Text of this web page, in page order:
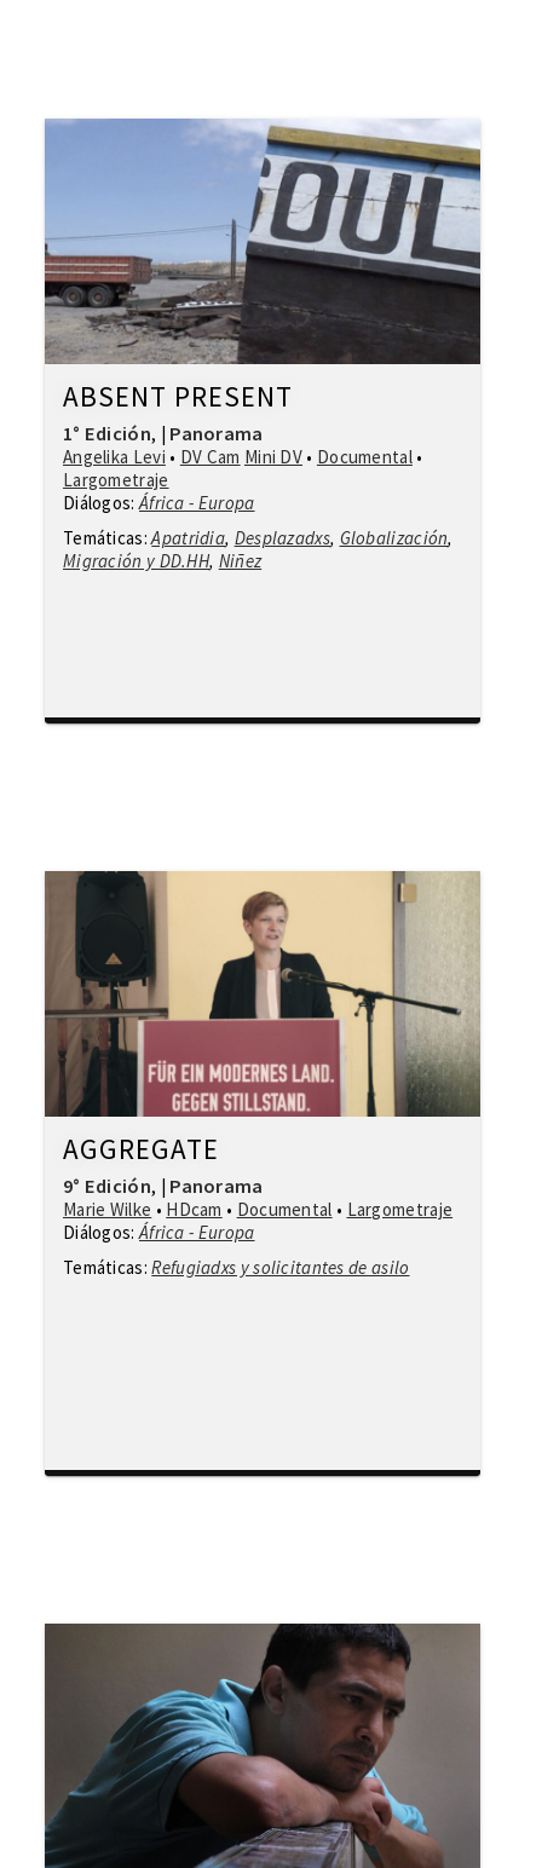
ABSENT PRESENT
1° Edición, | Panorama
Angelika Levi • DV Cam Mini DV • Documental•
Largometraje
Diálogos:África - Europa
Temáticas: Apatridia, Desplazadxs, Globalización,
Migración y DD.HH, Niñez
AGGREGATE
9° Edición, | Panorama
Marie Wilke • HDcam • Documental • Largometraje
Diálogos:África - Europa
Temáticas: Refugiadxs y solicitantes de asilo